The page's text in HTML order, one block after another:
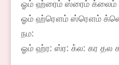
ஓம் ஹ்ரைம் ஸ்ரைம் க்லைம்
ஓம் ஹ்ரௌம் ஸ்ரௌம்
நம:
ஓம் ஹ்ர: ஸ்ர: க்ல: கர தல